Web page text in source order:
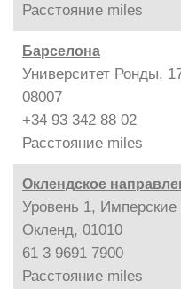
Расстояние miles
Барселона
Университет Ронды,
08007
+34 93 342 88 02
Расстояние miles
Оклендское
Уровень 1, Имперские
Окленд, 01010
61 3 9691 7900
Расстояние miles